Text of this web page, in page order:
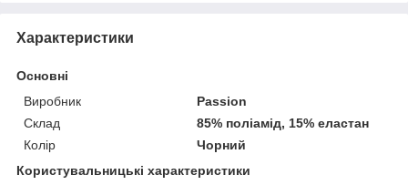
Характеристики
Основні
Виробник
Passion
Склад
85% поліамід, 15% еластан
Колір
Чорний
Користувальницькі характеристики